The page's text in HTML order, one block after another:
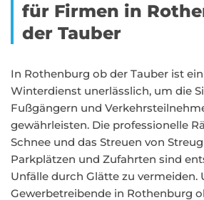
für Firmen in
der Tauber
In Rothenburg ob der Tauber ist
Winterdienst unerlässlich, um die
Fußgängern und
gewährleisten. Die professionelle
Schnee und das Streuen von
Parkplätzen und Zufahrten sind
Unfälle durch Glätte zu vermeiden.
Gewerbetreibende in Rothenburg